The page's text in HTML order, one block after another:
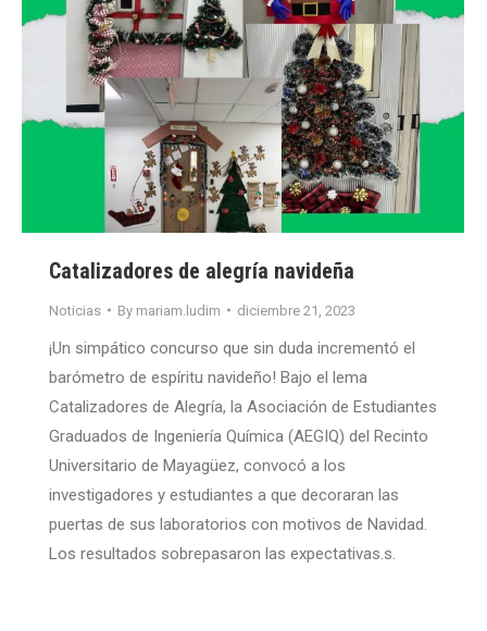
Catalizadores de alegría navideña
Noticias By mariam.ludim diciembre 21, 2023
¡Un simpático concurso que sin duda incrementó el
barómetro de espíritu navideño! Bajo el lema
Catalizadores de Alegría, la Asociación de Estudiantes
Graduados de Ingeniería Química (AEGIQ) del Recinto
Universitario de Mayagüez, convocó a los
investigadores y estudiantes a que decoraran las
puertas de sus laboratorios con motivos de Navidad.
Los resultados sobrepasaron las expectativas.s.